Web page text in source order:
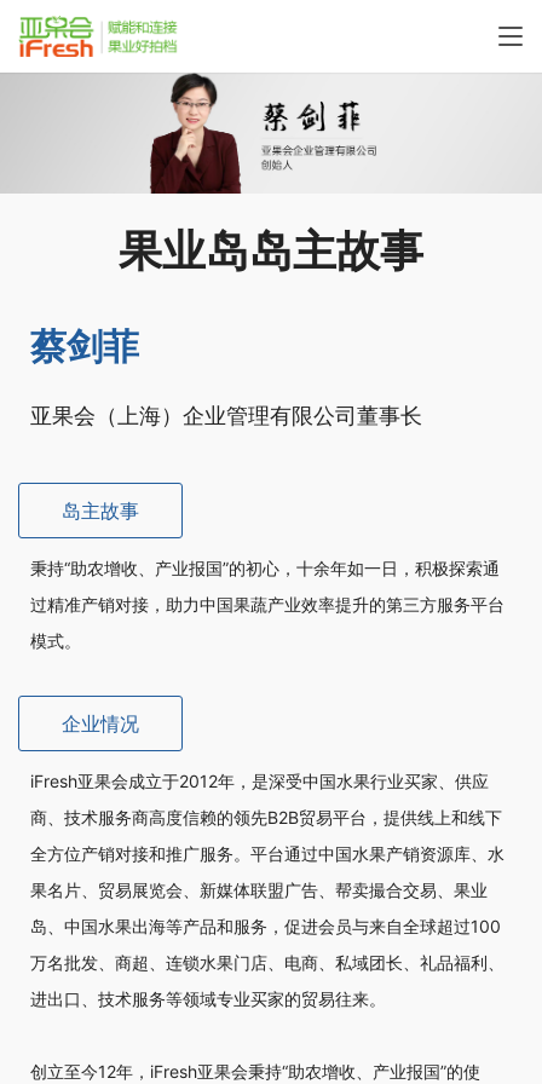
果业岛岛主故事
蔡剑菲
亚果会（上海）企业管理有限公司董事长
岛主故事
秉持“助农增收、产业报国”的初心，十余年如一日，积极探索通
过精准产销对接，助力中国果蔬产业效率提升的第三方服务平台
模式。
企业情况
iFresh亚果会成立于2012年，是深受中国水果行业买家、供应
商、技术服务商高度信赖的领先B2B贸易平台，提供线上和线下
全方位产销对接和推广服务。平台通过中国水果产销资源库、水
果名片、贸易展览会、新媒体联盟广告、帮卖撮合交易、果业
岛、中国水果出海等产品和服务，促进会员与来自全球超过100
万名批发、商超、连锁水果门店、电商、私域团长、礼品福利、
进出口、技术服务等领域专业买家的贸易往来。
创立至今12年，iFresh亚果会秉持“助农增收、产业报国”的使